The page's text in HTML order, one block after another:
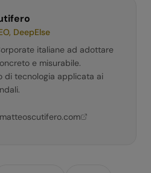
DeepElse
italiane ad adottare
e misurabile.
di tecnologia applicata ai
matteoscutifero.com